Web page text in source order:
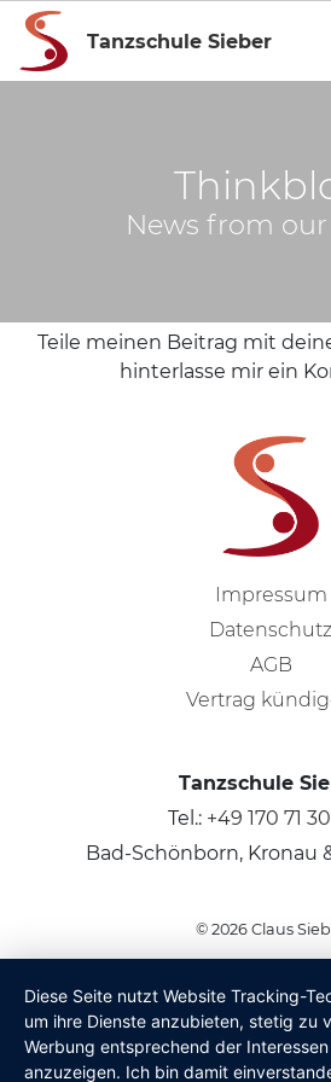
Tanzschule Sieber
News from
Teile meinen Beitrag mit
hinterlasse mir ein
Impressum
Datenschutz
AGB
Vertrag
Tanzschule
Tel.: +49 170 71
Bad-Schönborn, Kronau
© 2026 Claus
Diese Seite nutzt Website Tracking-
um ihre Dienste anzubieten, stetig zu
Werbung entsprechend der
anzuzeigen. Ich bin damit